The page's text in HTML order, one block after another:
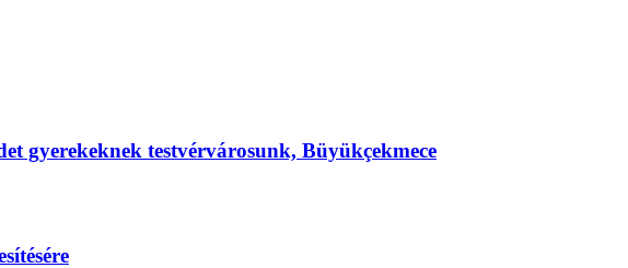
gyerekeknek testvérvárosunk, Büyükçekmece